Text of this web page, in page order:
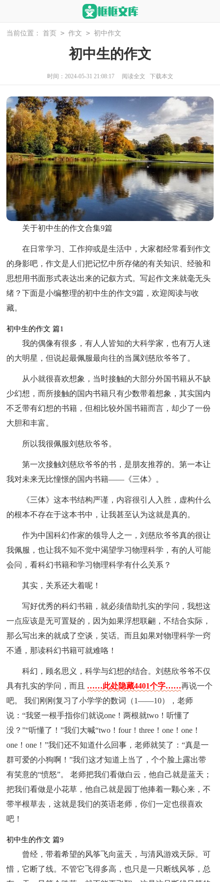
当前位置： 首页 > 作文 > 初中作文
初中生的作文
时间：2024-05-31 21:08:17 阅读全文 下载本文
关于初中生的作文合集9篇
在日常学习、工作抑或是生活中，大家都经常看到作文
的身影吧，作文是人们把记忆中所存储的有关知识、经验和
思想用书面形式表达出来的记叙方式。写起作文来就毫无头
绪？下面是小编整理的初中生的作文9篇，欢迎阅读与收
藏。
初中生的作文 篇1
我的偶像有很多，有人人皆知的大科学家，也有万人迷
的大明星，但说起最佩服最向往的当属刘慈欣爷爷了。
从小就很喜欢想象，当时接触的大部分外国书籍从不缺
少幻想，而所接触的国内书籍只有少数带着想象，其实国内
不乏带有幻想的书籍，但相比较外国书籍而言，却少了一份
大胆和丰富。
所以我很佩服刘慈欣爷爷。
第一次接触刘慈欣爷爷的书，是朋友推荐的。第一本让
我对未来无比憧憬的国内书籍——《三体》。
《三体》这本书结构严谨，内容很引人入胜，虚构什么
的根本不存在于这本书中，让我甚至认为这就是真的。
作为中国科幻作家的领导人之一，刘慈欣爷爷真的很让
我佩服，也让我不知不觉中渴望学习物理科学，有的人可能
会问，看科幻书籍和学习物理科学有什么关系？
其实，关系还大着呢！
写好优秀的科幻书籍，就必须借助扎实的学问，我想这
一点应该是无可置疑的，因为如果浮想联翩，不结合实际，
那么写出来的就成了空谈，笑话。而且如果对物理科学一窍
不通，那读科幻书籍可就难咯！
科幻，顾名思义，科学与幻想的结合。刘慈欣爷爷不仅
具有扎实的学问，而且 ……此处隐藏4401个字……再说一个
吧。 我们刚刚复习了小学学的数词（1——10），老师
说：“我竖一根手指你们就说one！两根就two！听懂了
没？”“听懂了！”我们大喊“two！four！three！one！one！
one！one！”我们还不知道什么回事，老师就笑了：“真是一
群可爱的小狗啊！”我们这才知道上当了，个个脸上露出带
有笑意的“愤怒”。 老师把我们看做白云，他自己就是蓝天；
把我们看做是小花草，他自己就是园丁他捧着一颗心来，不
带半根草去，这就是我们的英语老师，你们一定也很喜欢
吧！
初中生的作文 篇9
曾经，带着希望的风筝飞向蓝天，与清风游戏天际。可
惜，它断了线。不管它飞得多高，也只是一只断线风筝，总